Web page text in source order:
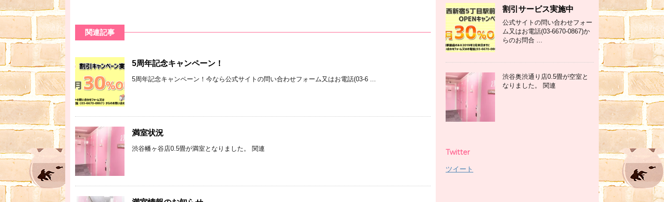
関連記事
5周年記念キャンペーン！
5周年記念キャンペーン！今なら公式サイトの問い合わせフォーム又はお電話(03-6 ...
満室状況
渋谷幡ヶ谷店0.5畳が満室となりました。 関連
割引サービス実施中
公式サイトの問い合わせフォー
ム又はお電話(03-6670-0867)か
らのお問合 ...
渋谷奥渋通り店0.5畳が空室と
なりました。 関連
Twitter
ツイート